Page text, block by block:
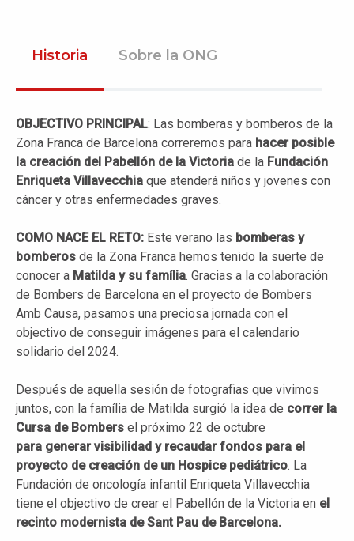
Historia Sobre la ONG
OBJECTIVO PRINCIPAL: Las bomberas y bomberos de la
Zona Franca de Barcelona correremos para hacer posible
la creación del Pabellón de la Victoria de la Fundación
Enriqueta Villavecchia que atenderá niños y jovenes con
cáncer y otras enfermedades graves.
COMO NACE EL RETO: Este verano las bomberas y
bomberos de la Zona Franca hemos tenido la suerte de
conocer a Matilda y su família. Gracias a la colaboración
de Bombers de Barcelona en el proyecto de Bombers
Amb Causa, pasamos una preciosa jornada con el
objectivo de conseguir imágenes para el calendario
solidario del 2024.
Después de aquella sesión de fotografias que vivimos
juntos, con la família de Matilda surgió la idea de correr la
Cursa de Bombers el próximo 22 de octubre
para generar visibilidad y recaudar fondos para el
proyecto de creación de un Hospicepediátrico. La
Fundación de oncología infantil Enriqueta Villavecchia
tiene el objectivo de crear el Pabellón de la Victoria en el
recinto modernista deSant Pau de Barcelona.